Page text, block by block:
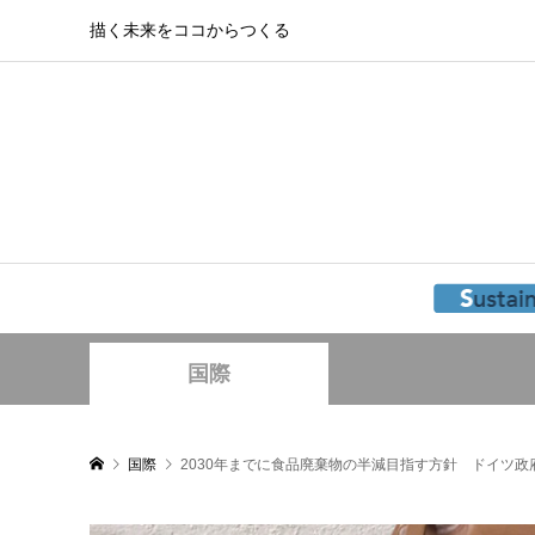
描く未来をココからつくる
国際
国際 2030年までに食品廃棄物の半減目指す方針 ドイツ政